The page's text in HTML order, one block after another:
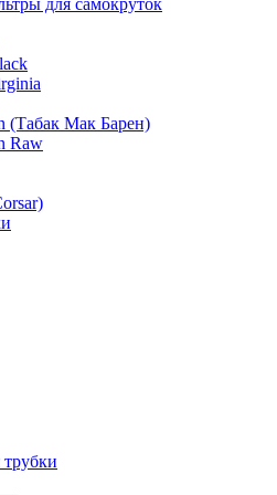
для самокруток
(Табак Мак Барен)
Raw